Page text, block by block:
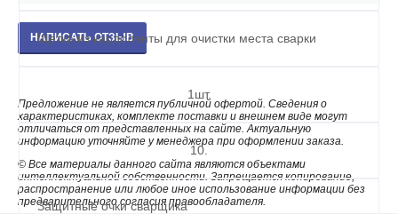
Щетка из кардоленты для очистки места сварки
1шт.
10.
Защитные очки сварщика
НАПИСАТЬ ОТЗЫВ
Предложение не является публичной офертой. Сведения о
характеристиках, комплекте поставки и внешнем виде могут
отличаться от представленных на сайте. Актуальную
информацию уточняйте у менеджера при оформлении заказа.
© Все материалы данного сайта являются объектами
интеллектуальной собственности. Запрещается копирование,
распространение или любое иное использование информации без
предварительного согласия правообладателя.